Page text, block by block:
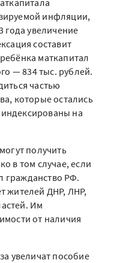
инфляции,
года увеличение
составит
маткапитал
— 834 тыс. рублей.
частью
которые остались
на
получить
в том случае, если
гражданство РФ.
жителей ДНР, ЛНР,
Им
от наличия
увеличат пособие